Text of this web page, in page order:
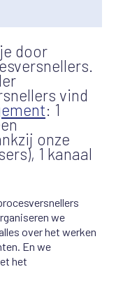
door
vind
: 1
onze
1 kanaal
we
over het werken
En we
het